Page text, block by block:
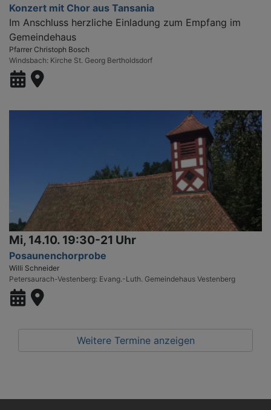
Konzert mit Chor aus Tansania
Im Anschluss herzliche Einladung zum Empfang im
Gemeindehaus
Pfarrer Christoph Bosch
Windsbach Kirche St. Georg Bertholdsdorf
Mi, 14.10. 19:30-21 Uhr
Posaunenchorprobe
Willi Schneider
Petersaurach-Vestenberg Evang.-Luth. Gemeindehaus Vestenberg
Weitere Termine anzeigen